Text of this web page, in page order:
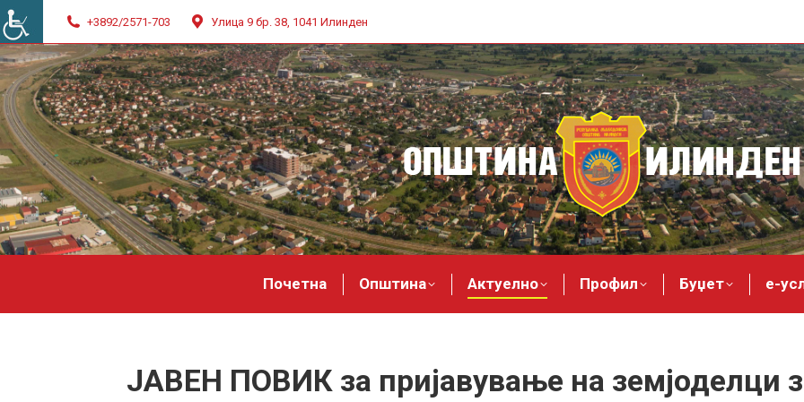
+3892/2571-703 Улица 9 бр. 38, 1041 Илинден
Почетна Општина Актуелно Профил Буџет е-
ЈАВЕН ПОВИК за пријавување на земјоделци